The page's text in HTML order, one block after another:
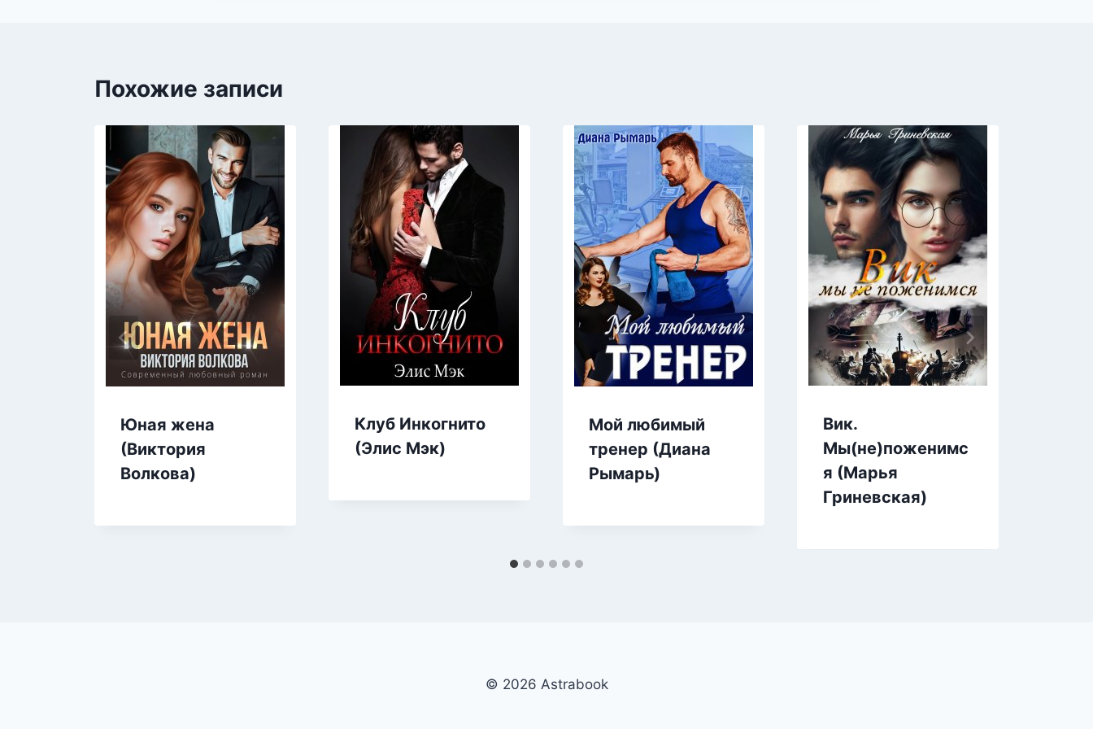
Похожие записи
Юная жена
(Виктория
Волкова)
Клуб Инкогнито
(Элис Мэк)
Мой любимый
тренер (Диана
Рымарь)
Вик.
Мы(не)поженимс
я (Марья
Гриневская)
© 2026 Аstrabook